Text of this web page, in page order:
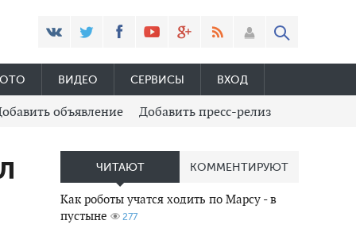
ВИДЕО СЕРВИСЫ ВХОД
объявление Добавить пресс-релиз
ЧИТАЮТ КОММЕНТИРУЮТ
Как роботы учатся ходить по Марсу - в
пустыне
277